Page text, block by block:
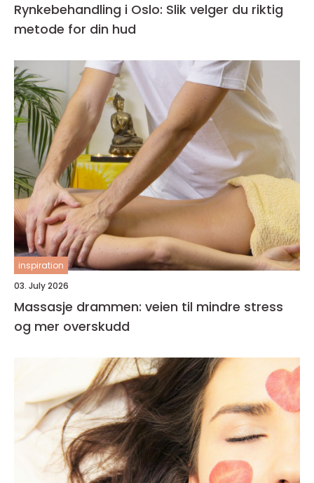
Rynkebehandling i Oslo: Slik velger du riktig
metode for din hud
inspiration
03. July 2026
Massasje drammen: veien til mindre stress
og mer overskudd